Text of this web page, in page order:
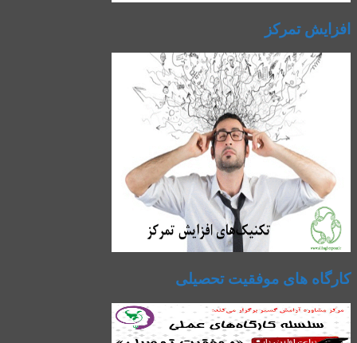
افزایش تمرکز
کارگاه های موفقیت تحصیلی